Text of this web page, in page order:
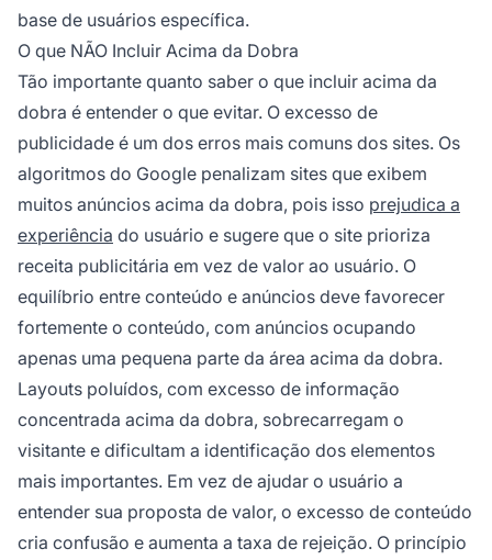
base de usuários específica.
O que NÃO Incluir Acima da Dobra
Tão importante quanto saber o que incluir acima da
dobra é entender o que evitar. O excesso de
publicidade é um dos erros mais comuns dos sites. Os
algoritmos do Google penalizam sites que exibem
muitos anúncios acima da dobra, pois isso prejudica a
experiência do usuário e sugere que o site prioriza
receita publicitária em vez de valor ao usuário. O
equilíbrio entre conteúdo e anúncios deve favorecer
fortemente o conteúdo, com anúncios ocupando
apenas uma pequena parte da área acima da dobra.
Layouts poluídos, com excesso de informação
concentrada acima da dobra, sobrecarregam o
visitante e dificultam a identificação dos elementos
mais importantes. Em vez de ajudar o usuário a
entender sua proposta de valor, o excesso de conteúdo
cria confusão e aumenta a taxa de rejeição. O princípio